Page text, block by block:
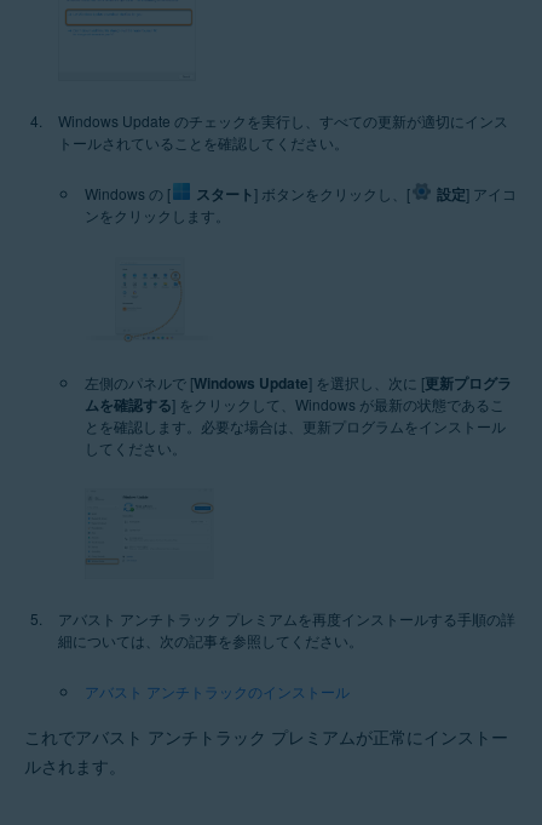
Windows Update のチェックを実行し、すべての更新が適切にインス
トールされていることを確認してください。
Windows の [ スタート] ボタンをクリックし、[ 設定] アイコ
ンをクリックします。
左側のパネルで [Windows Update] を選択し、次に [更新プログラ
ムを確認する] をクリックして、Windows が最新の状態であるこ
とを確認します。必要な場合は、更新プログラムをインストール
してください。
アバスト アンチトラック プレミアムを再度インストールする手順の詳
細については、次の記事を参照してください。
アバスト アンチトラックのインストール
これでアバスト アンチトラック プレミアムが正常にインストー
ルされます。